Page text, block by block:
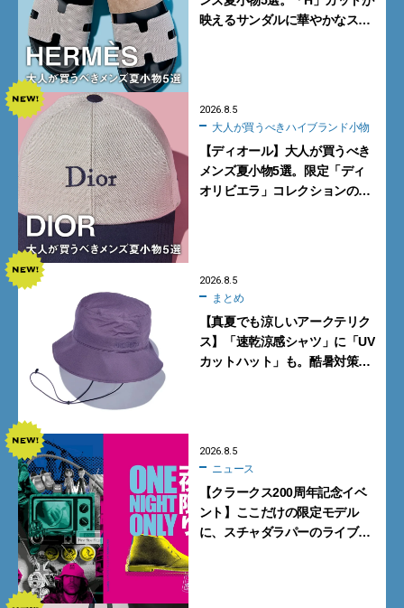
映えるサンダルに華やかなス
2026.8.5
大人が買うべきハイブランド小物
【ディオール】大人が買うべき
メンズ夏小物5選。限定「ディ
オリビエラ」コレクションの
2026.8.5
まとめ
【真夏でも涼しいアークテリク
ス】「速乾涼感シャツ」に「UV
カットハット」も。酷暑対策に
2026.8.5
ニュース
【クラークス200周年記念イベ
ント】ここだけの限定モデル
に、スチャダラパーのライブ